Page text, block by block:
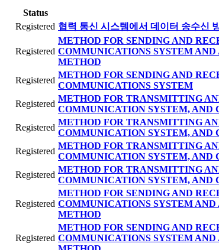
Status
Registered 협력 통신 시스템에서 데이터 송수신
Registered
METHOD FOR SENDING AND
COMMUNICATIONS SYSTEM
METHOD
Registered
METHOD FOR SENDING AND
COMMUNICATIONS SYSTEM
Registered
METHOD FOR TRANSMITTING
COMMUNICATION SYSTEM, AND
Registered
METHOD FOR TRANSMITTING
COMMUNICATION SYSTEM, AND
Registered
METHOD FOR TRANSMITTING
COMMUNICATION SYSTEM, AND
Registered
METHOD FOR TRANSMITTING
COMMUNICATION SYSTEM, AND
Registered
METHOD FOR SENDING AND
COMMUNICATIONS SYSTEM
METHOD
Registered
METHOD FOR SENDING AND
COMMUNICATIONS SYSTEM